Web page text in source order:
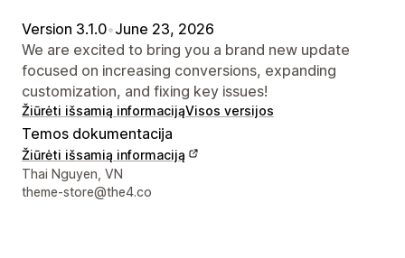
Version 3.1.0•June 23, 2026
We are excited to bring you a brand new update
focused on increasing conversions, expanding
customization, and fixing key issues!
Žiūrėti išsamią informacijąVisos versijos
Temos dokumentacija
Žiūrėti išsamią informaciją
Kūrėjo kontaktiniai duomenys
Thai Nguyen, VN
theme-store@the4.co